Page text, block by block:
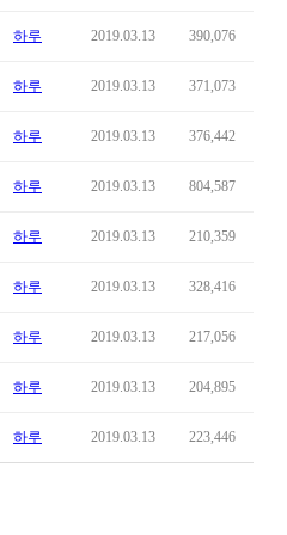
하루 2019.03.13 390,076
하루 2019.03.13 371,073
하루 2019.03.13 376,442
하루 2019.03.13 804,587
하루 2019.03.13 210,359
하루 2019.03.13 328,416
하루 2019.03.13 217,056
하루 2019.03.13 204,895
하루 2019.03.13 223,446